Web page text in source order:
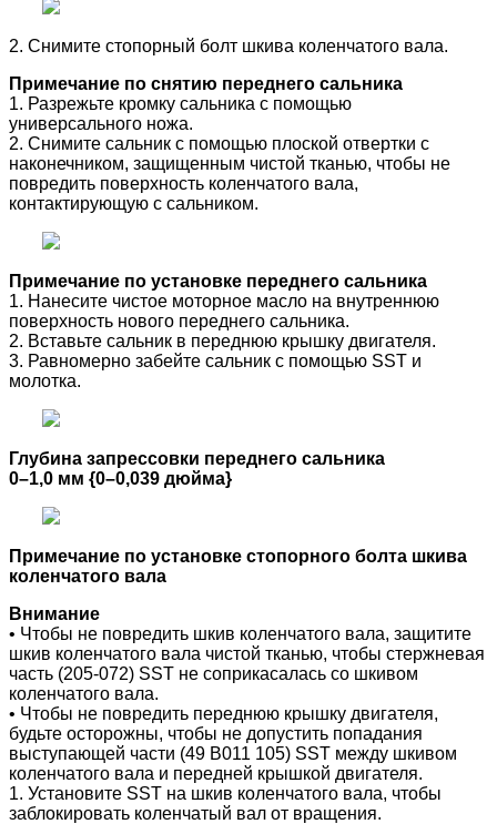
2. Снимите стопорный болт шкива коленчатого вала.
Примечание по снятию переднего сальника
1. Разрежьте кромку сальника с помощью
универсального ножа.
2. Снимите сальник с помощью плоской отвертки с
наконечником, защищенным чистой тканью, чтобы не
повредить поверхность коленчатого вала,
контактирующую с сальником.
Примечание по установке переднего сальника
1. Нанесите чистое моторное масло на внутреннюю
поверхность нового переднего сальника.
2. Вставьте сальник в переднюю крышку двигателя.
3. Равномерно забейте сальник с помощью SST и
молотка.
Глубина запрессовки переднего сальника
0–1,0 мм {0–0,039 дюйма}
Примечание по установке стопорного болта шкива
коленчатого вала
Внимание
• Чтобы не повредить шкив коленчатого вала, защитите
шкив коленчатого вала чистой тканью, чтобы стержневая
часть (205-072) SST не соприкасалась со шкивом
коленчатого вала.
• Чтобы не повредить переднюю крышку двигателя,
будьте осторожны, чтобы не допустить попадания
выступающей части (49 B011 105) SST между шкивом
коленчатого вала и передней крышкой двигателя.
1. Установите SST на шкив коленчатого вала, чтобы
заблокировать коленчатый вал от вращения.